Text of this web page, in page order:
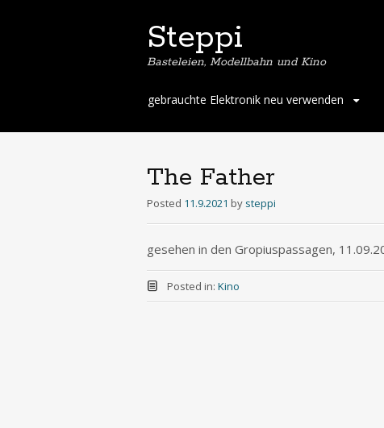
Steppi
Basteleien, Modellbahn und Kino
Skip
content
gebrauchte Elektronik neu verwenden
The Father
Posted 11.9.2021 by steppi
gesehen in den Gropiuspassagen,
Posted in: Kino